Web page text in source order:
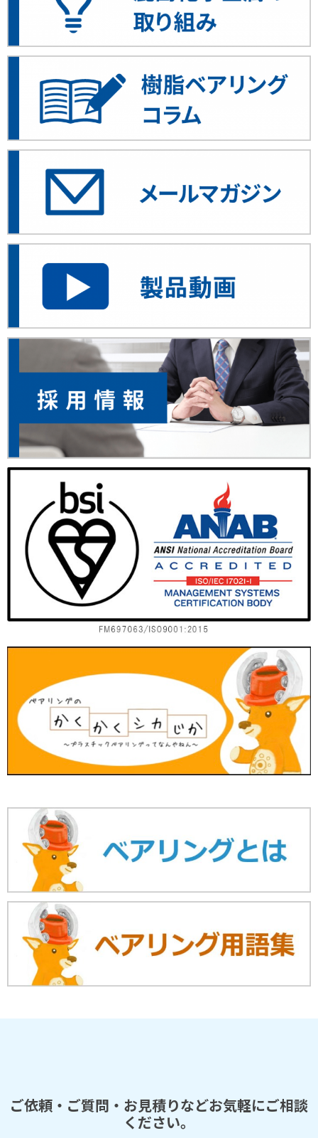
ご依頼・ご質問・お見積りなどお気軽にご相談
ください。